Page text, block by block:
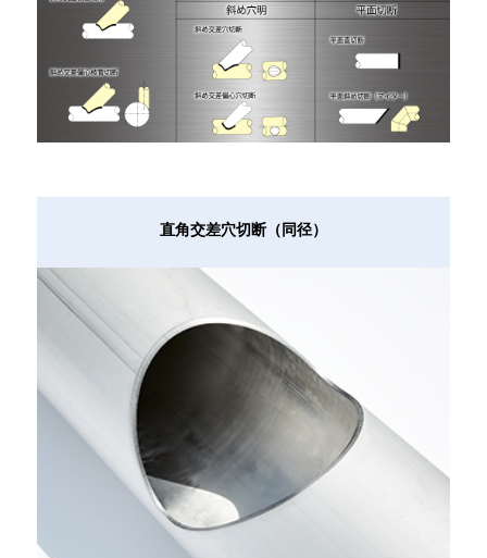
直角交差穴切断（同径）